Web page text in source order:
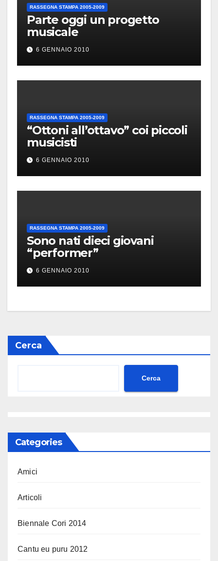
RASSEGNA STAMPA 2005-2009
Parte oggi un progetto
musicale
6 GENNAIO 2010
RASSEGNA STAMPA 2005-2009
“Ottoni all’ottavo” coi piccoli
musicisti
6 GENNAIO 2010
RASSEGNA STAMPA 2005-2009
Sono nati dieci giovani
“performer”
6 GENNAIO 2010
Cerca
Cerca
Categories
Amici
Articoli
Biennale Cori 2014
Cantu eu puru 2012